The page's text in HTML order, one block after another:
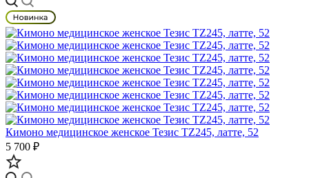
Кимоно медицинское женское Тезис TZ245, латте, 52
5 700 ₽